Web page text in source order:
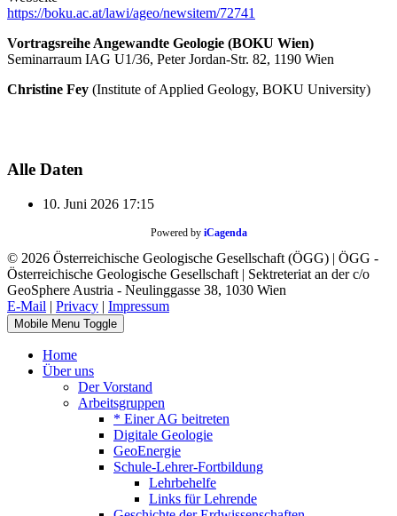
https://boku.ac.at/lawi/ageo/newsitem/72741
Vortragsreihe Angewandte Geologie (BOKU Wien)
Seminarraum IAG U1/36, Peter Jordan-Str. 82, 1190 Wien
Christine Fey (Institute of Applied Geology, BOKU University)
Alle Daten
10. Juni 2026 17:15
Powered by iCagenda
© 2026 Österreichische Geologische Gesellschaft (ÖGG) | ÖGG -
Österreichische Geologische Gesellschaft | Sektreteriat an der c/o
GeoSphere Austria - Neulinggasse 38, 1030 Wien
E-Mail | Privacy | Impressum
Mobile Menu Toggle
Home
Über uns
Der Vorstand
Arbeitsgruppen
* Einer AG beitreten
Digitale Geologie
GeoEnergie
Schule-Lehrer-Fortbildung
Lehrbehelfe
Links für Lehrende